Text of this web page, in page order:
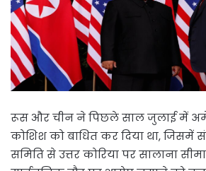
रूस और चीन ने पिछले साल जुलाई में
कोशिश को बाधित कर दिया था, जिसमें
समिति से उत्तर कोरिया पर सालाना